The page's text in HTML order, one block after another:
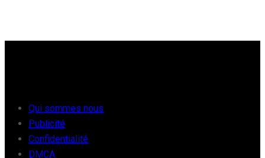
Qui sommes nous
Publicité
Confidentialité
DMCA